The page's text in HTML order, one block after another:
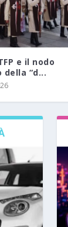
e il nodo
“d...